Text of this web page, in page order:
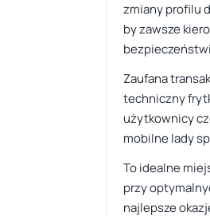
zmiany profilu
by zawsze
Zaufana
techniczny
użytkownicy
mobilne lady
To idealne
przy
najlepsze